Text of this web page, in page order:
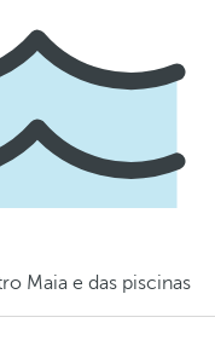
Maia e das piscinas